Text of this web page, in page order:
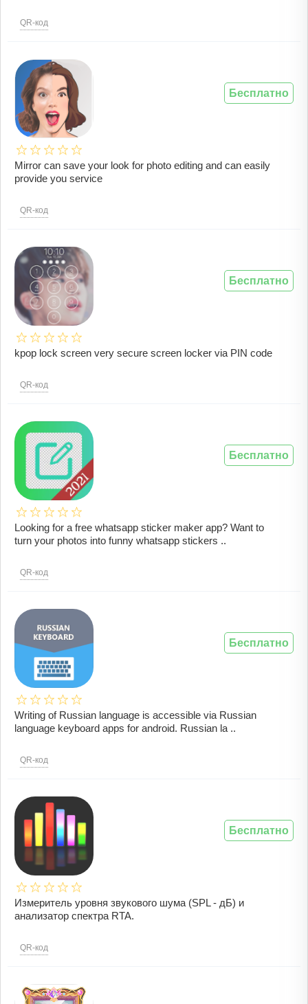
QR-код
Mirror can save your look for photo editing and can easily
provide you service
QR-код
Бесплатно
kpop lock screen very secure screen locker via PIN code
QR-код
Бесплатно
Looking for a free whatsapp sticker maker app? Want to
turn your photos into funny whatsapp stickers ..
QR-код
Бесплатно
Writing of Russian language is accessible via Russian
language keyboard apps for android. Russian la ..
QR-код
Бесплатно
Измеритель уровня звукового шума (SPL - дБ) и
анализатор спектра RTA.
QR-код
Бесплатно